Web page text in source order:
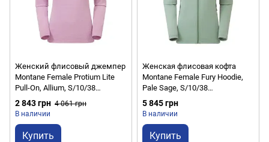
Женский флисовый джемпер
Montane Female Protium Lite
Pull-On, Allium, S/10/38
(5056601010073)
2 843 грн 4 061 грн
В наличии
Купить
Женская флисовая кофта
Montane Female Fury Hoodie,
Pale Sage, S/10/38
(5056601009688)
5 845 грн
В наличии
Купить